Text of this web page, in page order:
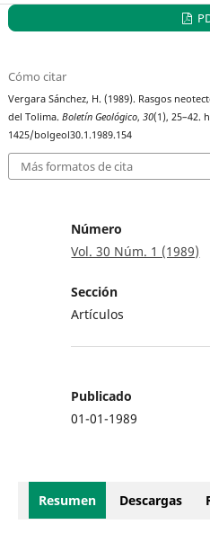
Cómo citar
Vergara Sánchez, H. (1989). Rasgos
del Tolima.Boletín Geológico,30(1), 25–42.
1425/bolgeol30.1.1989.154
Más formatos de cita
Número
Vol. 30 Núm. 1 (1989)
Sección
Artículos
Publicado
01-01-1989
Resumen Descargas